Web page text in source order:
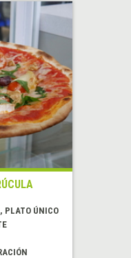
PLATO ÚNICO